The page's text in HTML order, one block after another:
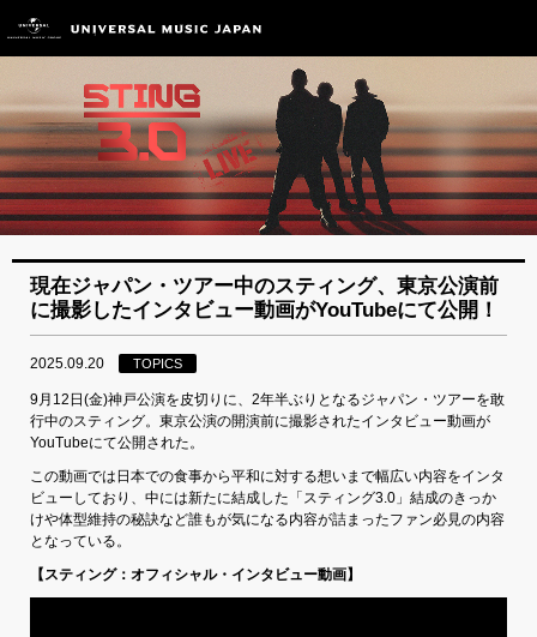
現在ジャパン・ツアー中のスティング、東京公演前
に撮影したインタビュー動画がYouTubeにて公開！
2025.09.20 TOPICS
9月12日(金)神戸公演を皮切りに、2年半ぶりとなるジャパン・ツアーを敢
行中のスティング。東京公演の開演前に撮影されたインタビュー動画が
YouTubeにて公開された。
この動画では日本での食事から平和に対する想いまで幅広い内容をインタ
ビューしており、中には新たに結成した「スティング3.0」結成のきっか
けや体型維持の秘訣など誰もが気になる内容が詰まったファン必見の内容
となっている。
【スティング：オフィシャル・インタビュー動画】